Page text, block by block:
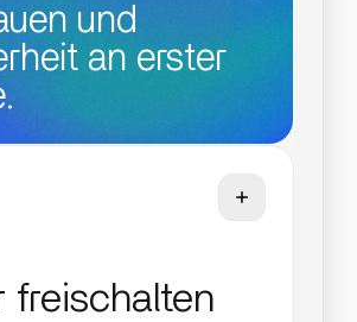
und
an erster
freischalten